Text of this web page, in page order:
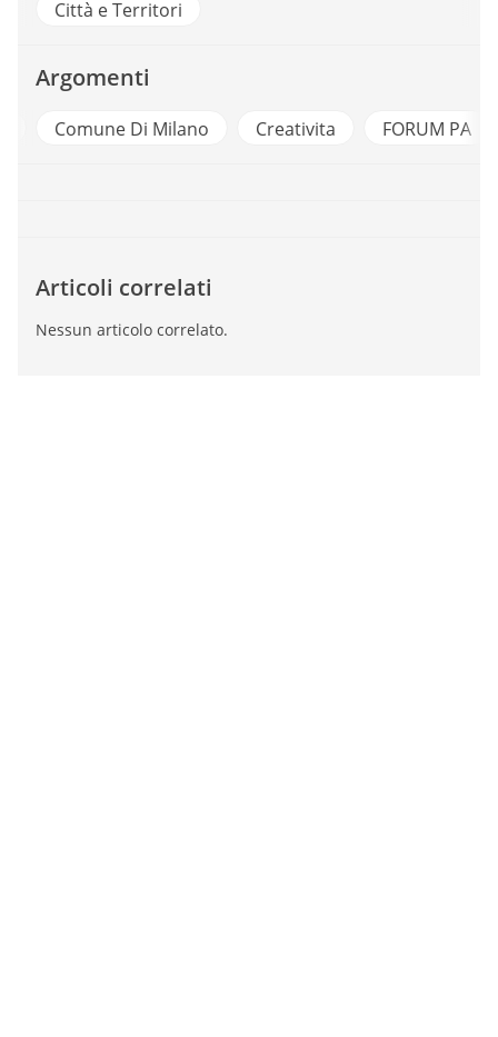
Città e Territori
Argomenti
Comune Di Milano Creativita FORUM PA
Articoli correlati
Nessun articolo correlato.